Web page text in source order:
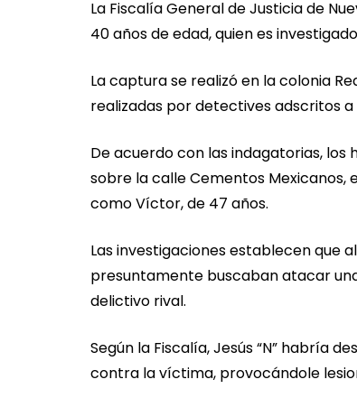
La Fiscalía General de Justicia de
40 años de edad, quien es
La captura se realizó en la colonia
realizadas por detectives adscritos
De acuerdo con las indagatorias,
sobre la calle Cementos Mexicanos,
como Víctor, de 47 años.
Las investigaciones establecen que
presuntamente buscaban atacar
delictivo rival.
Según la Fiscalía, Jesús “N” habría
contra la víctima, provocándole